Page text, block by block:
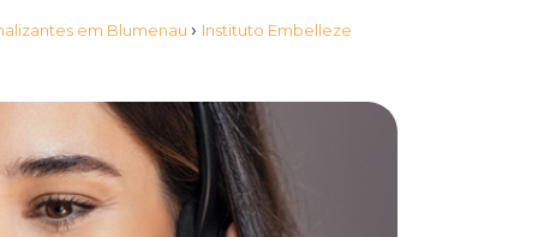
em Blumenau › Instituto Embelleze